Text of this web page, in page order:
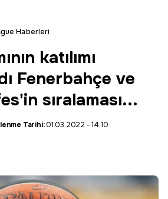
Haberleri
katılımı
Fenerbahçe ve
sıralaması...
Tarihi:01.03.2022 - 14:10